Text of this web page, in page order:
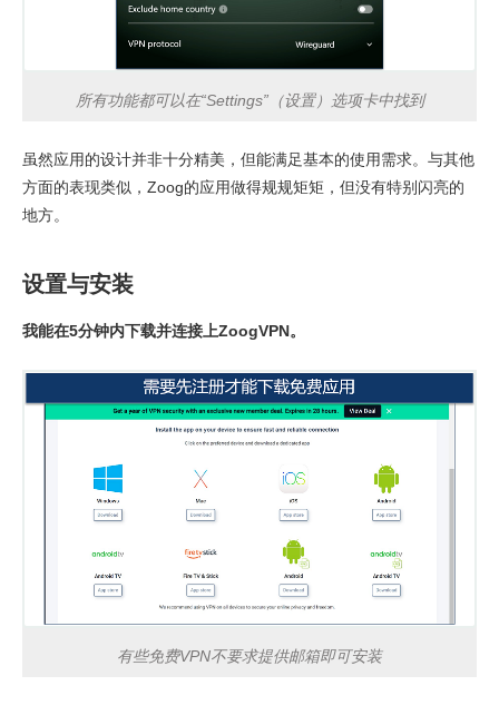
所有功能都可以在“Settings”（设置）选项卡中找到
虽然应用的设计并非十分精美，但能满足基本的使用需求。与其他
方面的表现类似，Zoog的应用做得规规矩矩，但没有特别闪亮的
地方。
设置与安装
我能在5分钟内下载并连接上ZoogVPN。
有些免费VPN不要求提供邮箱即可安装